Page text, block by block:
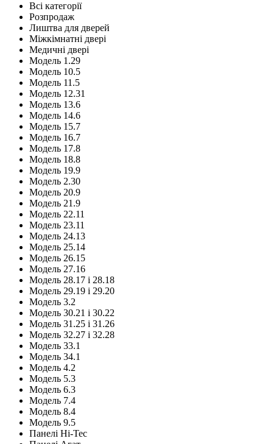
Всі категорії
Розпродаж
Лиштва для дверей
Міжкімнатні двері
Медичні двері
Модель 1.29
Модель 10.5
Модель 11.5
Модель 12.31
Модель 13.6
Модель 14.6
Модель 15.7
Модель 16.7
Модель 17.8
Модель 18.8
Модель 19.9
Модель 2.30
Модель 20.9
Модель 21.9
Модель 22.11
Модель 23.11
Модель 24.13
Модель 25.14
Модель 26.15
Модель 27.16
Модель 28.17 і 28.18
Модель 29.19 і 29.20
Модель 3.2
Модель 30.21 і 30.22
Модель 31.25 і 31.26
Модель 32.27 і 32.28
Модель 33.1
Модель 34.1
Модель 4.2
Модель 5.3
Модель 6.3
Модель 7.4
Модель 8.4
Модель 9.5
Панелі Hi-Tec